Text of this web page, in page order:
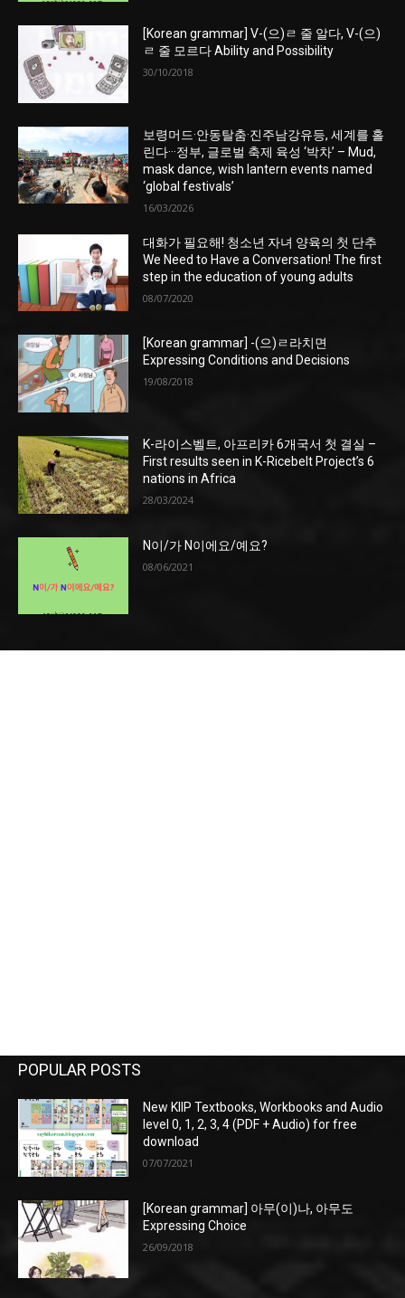
[Korean grammar] V-(으)ㄹ 줄 알다, V-(으)
ㄹ 줄 모르다 Ability and Possibility
30/10/2018
보령머드·안동탈춤·진주남강유등, 세계를 홀
린다···정부, 글로벌 축제 육성 ‘박차’ – Mud,
mask dance, wish lantern events named
‘global festivals’
16/03/2026
대화가 필요해! 청소년 자녀 양육의 첫 단추
We Need to Have a Conversation! The first
step in the education of young adults
08/07/2020
[Korean grammar] -(으)ㄹ라치면
Expressing Conditions and Decisions
19/08/2018
K-라이스벨트, 아프리카 6개국서 첫 결실 –
First results seen in K-Ricebelt Project’s 6
nations in Africa
28/03/2024
N이/가 N이에요/예요?
08/06/2021
POPULAR POSTS
New KIIP Textbooks, Workbooks and Audio
level 0, 1, 2, 3, 4 (PDF + Audio) for free
download
07/07/2021
[Korean grammar] 아무(이)나, 아무도
Expressing Choice
26/09/2018